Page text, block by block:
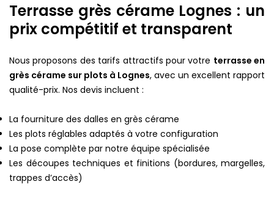
Terrasse grès cérame Lognes : un
prix compétitif et transparent
Nous proposons des tarifs attractifs pour votre terrasse en
grès cérame sur plots à Lognes, avec un excellent rapport
qualité-prix. Nos devis incluent :
La fourniture des dalles en grès cérame
Les plots réglables adaptés à votre configuration
La pose complète par notre équipe spécialisée
Les découpes techniques et finitions (bordures, margelles,
trappes d’accès)